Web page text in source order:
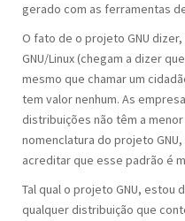
gerado com as ferramentas
O fato de o projeto GNU dizer,
GNU/Linux (chegam a dizer
mesmo que chamar um
tem valor nenhum. As
distribuições não têm a
nomenclatura do projeto
acreditar que esse padrão é
Tal qual o projeto GNU, estou
qualquer distribuição que